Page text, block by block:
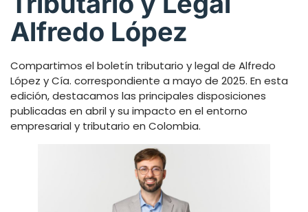
Alfredo López
Compartimos el boletín tributario y legal de Alfredo
López y Cía. correspondiente a mayo de 2025. En esta
edición, destacamos las principales disposiciones
publicadas en abril y su impacto en el entorno
empresarial y tributario en Colombia.